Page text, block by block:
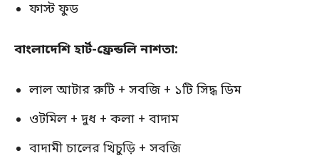
ফাস্ট ফুড
বাংলাদেশি হার্ট-ফ্রেন্ডলি নাশতা:
লাল আটার রুটি + সবজি + ১টি সিদ্ধ ডিম
ওটমিল + দুধ + কলা + বাদাম
বাদামী চালের খিচুড়ি + সবজি